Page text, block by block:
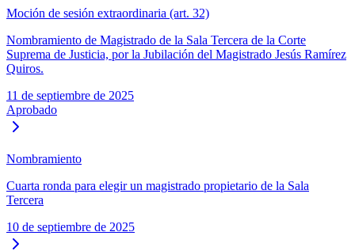
Moción de sesión extraordinaria (art. 32)
Nombramiento de Magistrado de la Sala Tercera de la Corte
Suprema de Justicia, por la Jubilación del Magistrado Jesús Ramírez
Quiros.
11 de septiembre de 2025
Aprobado
Nombramiento
Cuarta ronda para elegir un magistrado propietario de la Sala
Tercera
10 de septiembre de 2025